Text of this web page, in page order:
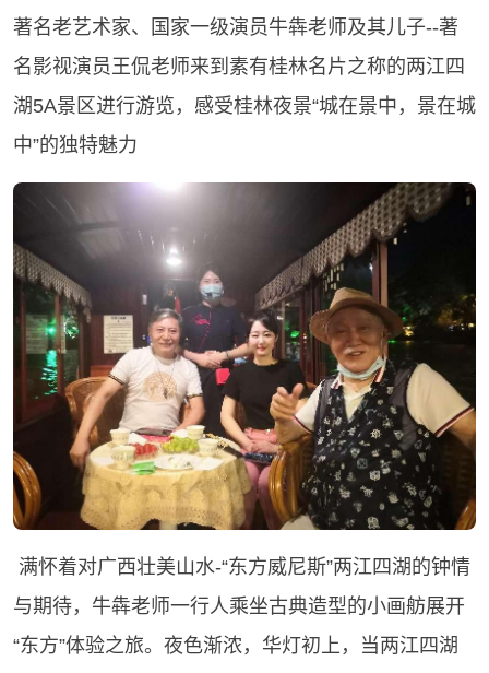
著名老艺术家、国家一级演员牛犇老师及其儿子--著
名影视演员王侃老师来到素有桂林名片之称的两江四
湖5A景区进行游览，感受桂林夜景“城在景中，景在城
中”的独特魅力
满怀着对广西壮美山水-“东方威尼斯”两江四湖的钟情
与期待，牛犇老师一行人乘坐古典造型的小画舫展开
“东方”体验之旅。夜色渐浓，华灯初上，当两江四湖